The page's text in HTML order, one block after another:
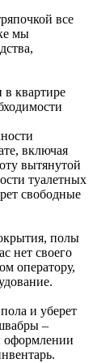
все
мы
в квартире
включая
вытянутой
туалетных
свободные
полы
нет своего
оператору,
и уберет
–
оформлении